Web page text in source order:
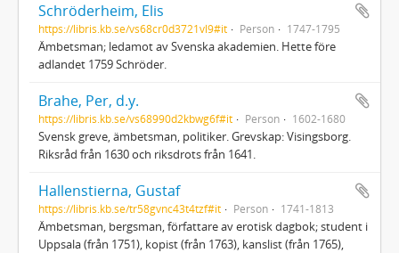
Schröderheim, Elis
https://libris.kb.se/vs68cr0d3721vl9#it Person 1747-1795
Ämbetsman; ledamot av Svenska akademien. Hette före
adlandet 1759 Schröder.
Brahe, Per, d.y.
https://libris.kb.se/vs68990d2kbwg6f#it Person 1602-1680
Svensk greve, ämbetsman, politiker. Grevskap: Visingsborg.
Riksråd från 1630 och riksdrots från 1641.
Hallenstierna, Gustaf
https://libris.kb.se/tr58gvnc43t4tzf#it Person 1741-1813
Ämbetsman, bergsman, författare av erotisk dagbok; student i
Uppsala (från 1751), kopist (från 1763), kanslist (från 1765),